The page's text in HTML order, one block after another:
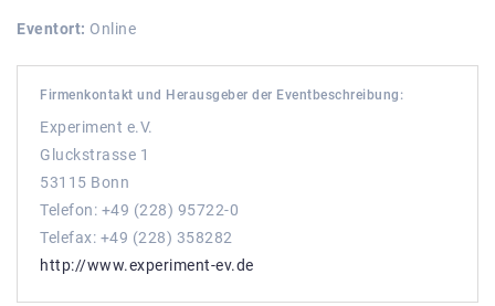
Eventort: Online
Firmenkontakt und Herausgeber der Eventbeschreibung:
Experiment e.V.
Gluckstrasse 1
53115 Bonn
Telefon: +49 (228) 95722-0
Telefax: +49 (228) 358282
http://www.experiment-ev.de